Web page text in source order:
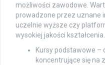
możliwości zawodowe.
prowadzone przez uznane
uczelnie wyższe czy
wysokiej jakości kształcenia.
Kursy podstawowe –
koncentrujące się na